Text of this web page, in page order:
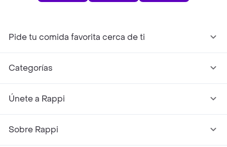
Pide tu comida favorita cerca de ti
Categorías
Únete a Rappi
Sobre Rappi